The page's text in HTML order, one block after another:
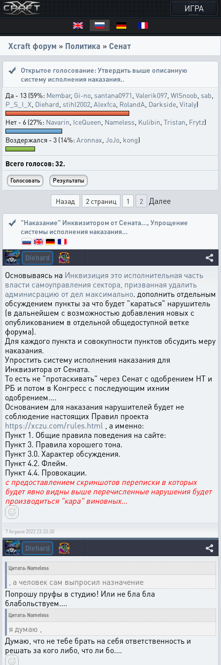
ИГРА
Xcraft форум » Политика » Сенат
Открытое голосование: Утвердить выше описанную
систему исполнения наказания..
Да - 13 (59%: Membar, Gi-no santana0971 Valerik097 WISnoob sab
P_S_I_X Diehard stihl2002 Alexfca RolandA Darkside Vitaly)
Нет - 6 (27%: Navarin IceQueen Nameless Kulibin Tristan Frytz)
Воздержался - 3 (14%: Aronnax JoJo kong)
Всего голосов: 32.
Назад 2 страниц 1 2 Далее
"Наказание" Инквизитором от Сената..., Упрощение
системы исполнения наказания...
Diehard
Основываясь на Инквизиция это исполнительная часть
власти самоуправления сектора, призванная удалить
админисрацию от дел максимально. дополнить отдельным
обсуждением пункты за что будет "караться" нарушитель
(в дальнейшем с возможностью добавления новых с
опубликованием в отдельной общедоступной ветке
форума).
Для каждого пункта и совокупности пунктов обсудить меру
наказания.
Упростить систему исполнения наказания для
Инквизитора от Сената.
То есть не "протаскивать" через Сенат с одобрением НТ и
РБ и потом в Конгресс с последующим ихним
одобрением....
Основанием для наказания нарушителей будет не
соблюдение настоящих Правил проекта
https://xczu.com/rules.html , а именно:
Пункт 1. Общие правила поведения на сайте:
Пункт 3. Правила хорошего тона.
Пункт 3.0. Характер обсуждения.
Пункт 4.2. Флейм.
Пункт 4.4. Провокации.
с предоставлением скриншотов переписки в которых
будет явно видны выше перечисленные нарушения будет
производиться "кара" виновных...
7 Апреля 2022 23:33:30
Diehard
Цитата: Nameless
, а человек сам выпросил назначение
Попрошу пруфы в студию! Или не бла бла
блабольствуем....
Цитата: Nameless
я думаю ,
Думаю, что не тебе брать на себя ответственность и
решать за кого либо, что ли бо....